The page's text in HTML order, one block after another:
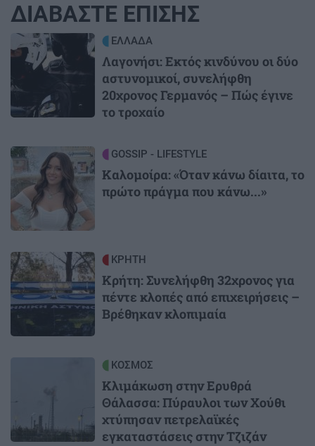
ΔΙΑΒΑΣΤΕ ΕΠΙΣΗΣ
Image ΕΛΛΑΔΑ
Λαγονήσι: Εκτός κινδύνου οι δύο
αστυνομικοί, συνελήφθη
20χρονος Γερμανός – Πώς έγινε
το τροχαίο
Image GOSSIP - LIFESTYLE
Καλομοίρα: «Όταν κάνω δίαιτα, το
πρώτο πράγμα που κάνω...»
Image ΚΡΗΤΗ
Κρήτη: Συνελήφθη 32χρονος για
πέντε κλοπές από επιχειρήσεις –
Βρέθηκαν κλοπιμαία
ΚΟΣΜΟΣ
Κλιμάκωση στην Ερυθρά
Θάλασσα: Πύραυλοι των Χούθι
χτύπησαν πετρελαϊκές
εγκαταστάσεις στην Τζιζάν